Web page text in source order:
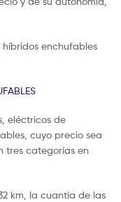
híbridos enchufables
eléctricos de
cuyo precio sea
tres categorías en
km, la cuantía de las